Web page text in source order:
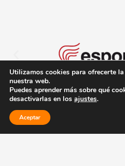
Utilizamos cookies para ofrecerte
nuestra web.
Puedes aprender más sobre qué
desactivarlas en los ajustes.
Aceptar